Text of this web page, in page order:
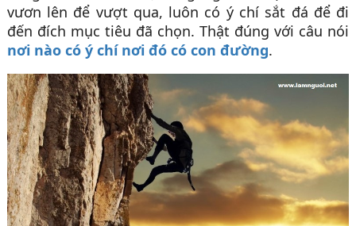
vươn lên để vượt qua, luôn có ý chí sắt đá để đi
đến đích mục tiêu đã chọn. Thật đúng với câu nói
nơi nào có ý chí nơi đó có con đường.